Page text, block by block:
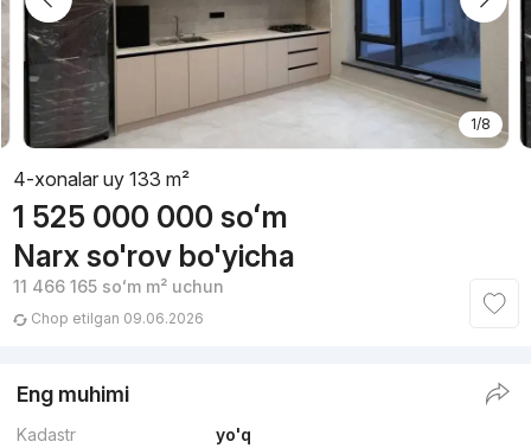
1/8
4-xonalar uy 133 m²
1 525 000 000 soʻm
Narx so'rov bo'yicha
11 466 165 soʻmm² uchun
Chop etilgan 09.06.2026
Eng muhimi
Kadastr
yo'q